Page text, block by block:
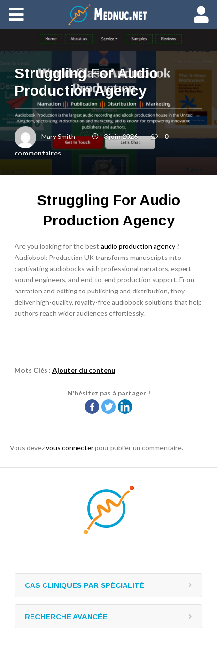
Ajouter du contenu
Struggling For Audio
Production Agency
Mary Smith 3 juin 2026
0
commentaires
Struggling For Audio
Production Agency
Are you looking for the best audio production agency?
Audiobook Production UK transforms manuscripts into
captivating audiobooks with professional narrators, expert
sound engineers, and end-to-end production support. From
narration and editing to publishing and distribution, they
deliver high-quality, royalty-free audiobook solutions that help
authors reach wider audiences effortlessly.
Mots Clés : Ajouter du contenu
N'hésitez pas à partager !
Vous devezvous connecterpour publier un commentaire.
CAS CLINIQUES PAR SPÉCIALITÉ
RECHERCHE AVANCÉE